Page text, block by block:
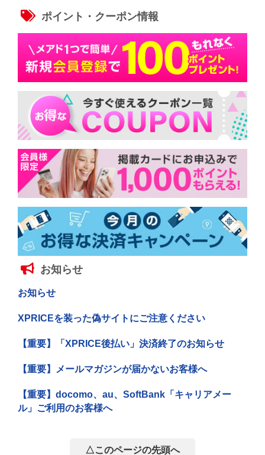
ポイント・クーポン情報
お知らせ
お知らせ
XPRICEを装った偽サイトにご注意ください
【重要】「XPRICE後払い」決済終了のお知らせ
【重要】メールマガジンが届かないお客様へ
【重要】docomo、au、SoftBank「キャリアメー
ル」ご利用のお客様へ
△このページの先頭へ